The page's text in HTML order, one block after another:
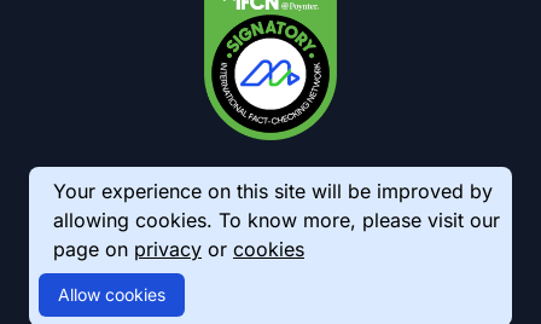
Your experience on this site will be improved by
allowing cookies. To know more, please visit our
page on privacy or cookies
Allow cookies
© 2026 AkhbarMeter. All Rights Reserved